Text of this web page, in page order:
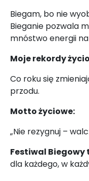
Biegam, bo nie
Bieganie pozwala
mnóstwo energii
Moje rekordy
Co roku się
przodu.
Motto życiowe:
„Nie rezygnuj –
Festiwal Biegowy
dla każdego, w